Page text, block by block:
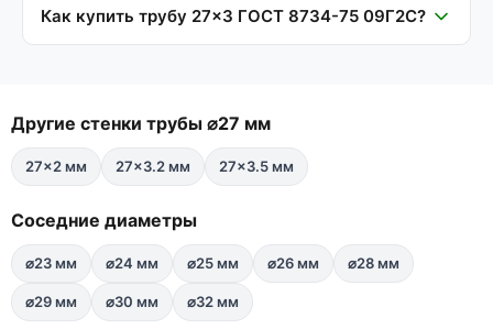
Как купить трубу 27×3 ГОСТ 8734-75 09Г2С?
Другие стенки трубы ⌀27 мм
27×2 мм 27×3.2 мм 27×3.5 мм
Соседние диаметры
⌀23 мм ⌀24 мм ⌀25 мм ⌀26 мм ⌀28 мм
⌀29 мм ⌀30 мм ⌀32 мм